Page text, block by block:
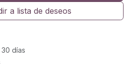
a lista de deseos
días